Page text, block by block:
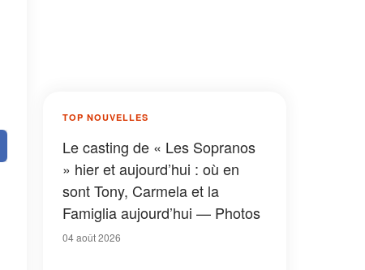
TOP NOUVELLES
Le casting de « Les Sopranos
» hier et aujourd’hui : où en
sont Tony, Carmela et la
Famiglia aujourd’hui — Photos
04 août 2026